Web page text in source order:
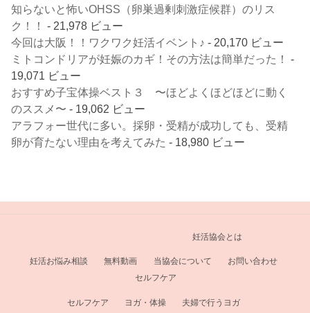
知らないと怖いOHSS（卵巣過剰刺激症候群）のリス
ク！！
- 21,978 ビュー
今回は大阪！！ワクワク妊活イベント♪ - 20,170 ビュー
ミトコンドリアが妊娠のカギ！その方法は簡単だった！
-
19,071 ビュー
おすすめ子宝体操ベスト３ 〜ほどよくほどほどに動く
のススメ〜 - 19,062 ビュー
アラフォー世代に多い。採卵・受精が成功しても、受精
卵が育たない理由を考えてみた - 18,980 ビュー
妊活お悩み相談 無料動画
妊活協会とは
当協会について
お問い合わせ
セルフケア
セルフケア ヨガ・体操 夫婦で行うヨガ